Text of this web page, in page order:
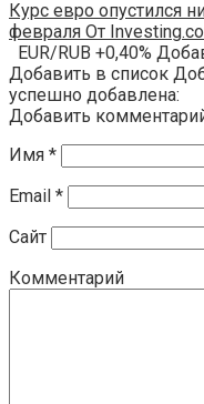
Курс евро опустился
февраля От
EUR/RUB +0,40%
Добавить в список
успешно добавлена:
Добавить
Имя *
Email *
Сайт
Комментарий